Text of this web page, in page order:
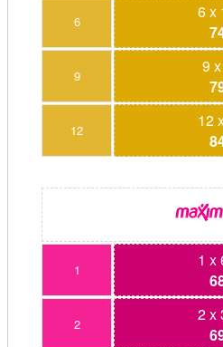
6
6 x
9
9
12
12
1
1 x
2
2 x